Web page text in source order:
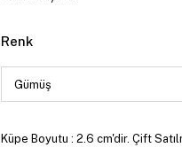
Renk
Küpe Boyutu : 2.6 cm'dir. Çift